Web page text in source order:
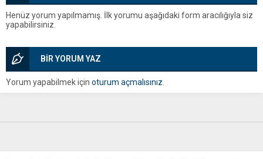
Henüz yorum yapılmamış. İlk yorumu aşağıdaki form aracılığıyla siz
yapabilirsiniz.
BİR YORUM YAZ
Yorum yapabilmek için oturum açmalısınız.